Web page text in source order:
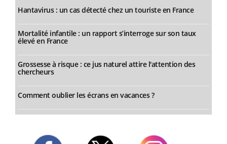
Hantavirus : un cas détecté chez un touriste en France
Mortalité infantile : un rapport s’interroge sur son taux
élevé en France
Grossesse à risque : ce jus naturel attire l'attention des
chercheurs
Comment oublier les écrans en vacances ?